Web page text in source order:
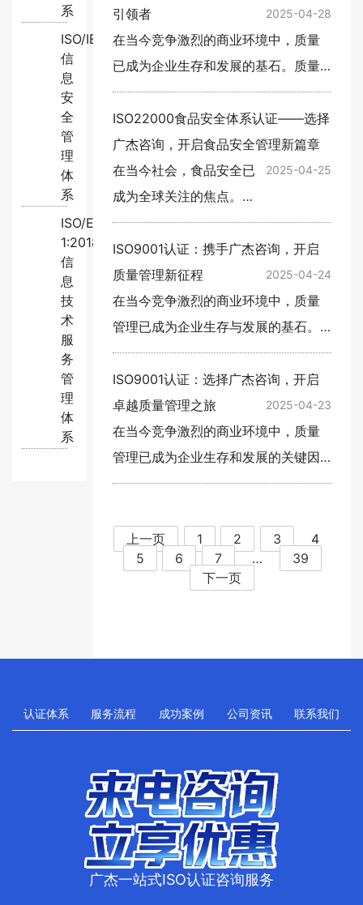
系
ISO/IEC27001:2022
信
息
安
全
管
理
体
系
ISO/EC20000-
1:2018
信
息
技
术
服
务
管
理
体
系
产品和服务质量，还能增强客户信…
引领者
2025-04-28
在当今竞争激烈的商业环境中，质量
已成为企业生存和发展的基石。质量
9001体系认证，作为国际公认的质量
管理标准，对于提升企业的质量管理
水平、增强市场竞争力具有至关重…
ISO22000食品安全体系认证——选择
广杰咨询，开启食品安全管理新篇章
2025-04-25
在当今社会，食品安全已
成为全球关注的焦点。从
原材料采购到生产加工，
再到最终产品的交付，每
一个环节都关乎着消费者
的健康与安全。ISO22000
食品安全管理体系认证作
为国…
ISO9001认证：携手广杰咨询，开启
质量管理新征程
2025-04-24
在当今竞争激烈的商业环境中，质量
管理已成为企业生存与发展的基石。
ISO9001作为国际标准化组织制定的
质量管理体系标准，凭借其全面、系
统、科学的管理理念和要求，被全…
ISO9001认证：选择广杰咨询，开启
卓越质量管理之旅
2025-04-23
在当今竞争激烈的商业环境中，质量
管理已成为企业生存和发展的关键因
素。ISO9001作为国际公认的质量管
统的质量管理框架，帮助企业提升…
上一页 1 2 3
4
5
6 7 …
39
下一页
认证体系 服务流程 成功案例 公司资讯 联系我们
广杰一站式ISO认证咨询服务